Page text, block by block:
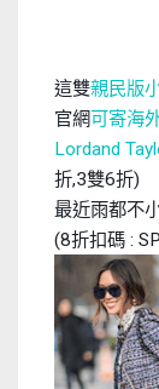
這雙親民版
官網可寄海
Lordand
折,3雙6折)
最近雨都不
(8折扣碼 :